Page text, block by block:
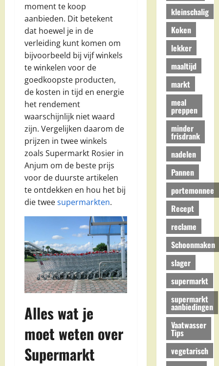
moment te koop
aanbieden. Dit betekent
dat hoewel je in de
verleiding kunt komen om
bijvoorbeeld bij vijf winkels
te winkelen voor de
goedkoopste producten,
de kosten in tijd en energie
het rendement
waarschijnlijk niet waard
zijn. Vergelijken daarom de
prijzen in twee winkels
zoals Supermarkt Rosier in
Anjum om de beste prijs
voor de duurste artikelen
te ontdekken en hou het bij
die tweesupermarkten.
Alles wat je
moet weten over
Supermarkt
kleinschalig
Koken
lekker
maaltijd
markt
meal
preppen
minder
frisdrank
nadelen
Pannen
portemonnee
Recept
reclame
Schoonmaken
slager
supermarkt
supermarkt
aanbiedingen
Vaatwasser
Tips
vegetarisch